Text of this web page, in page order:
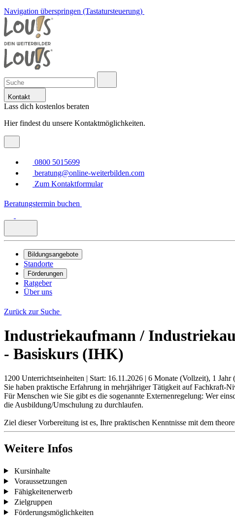
Navigation überspringen (Tastatursteuerung)
Kontakt
Lass dich kostenlos beraten
Hier findest du unsere Kontaktmöglichkeiten.
0800 5015699
beratung@online-weiterbilden.com
Zum Kontaktformular
Beratungstermin buchen
Bildungsangebote
Standorte
Förderungen
Ratgeber
Über uns
Zurück zur Suche
Industriekaufmann /
- Basiskurs (IHK)
1200 Unterrichtseinheiten | Start: 16.11.2026 | 6 Monate (Vollzeit), 1 Jahr
Sie haben praktische Erfahrung in mehrjähriger Tätigkeit auf Fachkraft-
Für Menschen wie Sie gibt es die sogenannte Externenregelung: Wer
die Ausbildung/Umschulung zu durchlaufen.
Ziel dieser Vorbereitung ist es, Ihre praktischen Kenntnisse mit dem
Weitere Infos
Kursinhalte
Voraussetzungen
Fähigkeitenerwerb
Zielgruppen
Förderungsmöglichkeiten